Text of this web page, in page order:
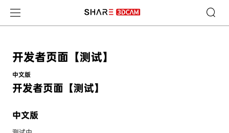
开发者页面【测试】-
开发者页面【测试】
中文版
开发者页面【测试】
中文版